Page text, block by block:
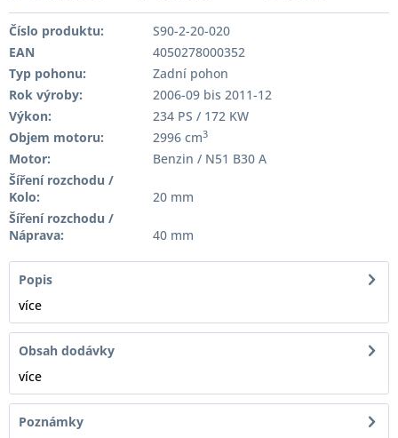
Číslo produktu:
S90-2-20-020
EAN
4050278000352
Typ pohonu:
Zadní pohon
Rok výroby:
2006-09 bis 2011-12
Výkon:
234 PS / 172 KW
Objem motoru:
2996 cm3
Motor:
Benzin / N51 B30 A
Šíření rozchodu /
Kolo:
20 mm
Šíření rozchodu /
Náprava:
40 mm
Popis
více
Obsah dodávky
více
Poznámky